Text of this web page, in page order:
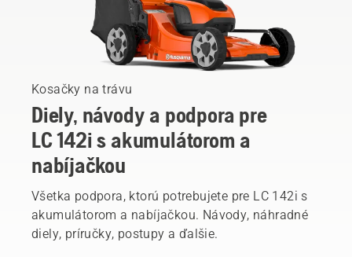
Kosačky na trávu
Diely, návody a podpora pre
LC 142i s akumulátorom a
nabíjačkou
Všetka podpora, ktorú potrebujete pre LC 142i s
akumulátorom a nabíjačkou. Návody, náhradné
diely, príručky, postupy a ďalšie.